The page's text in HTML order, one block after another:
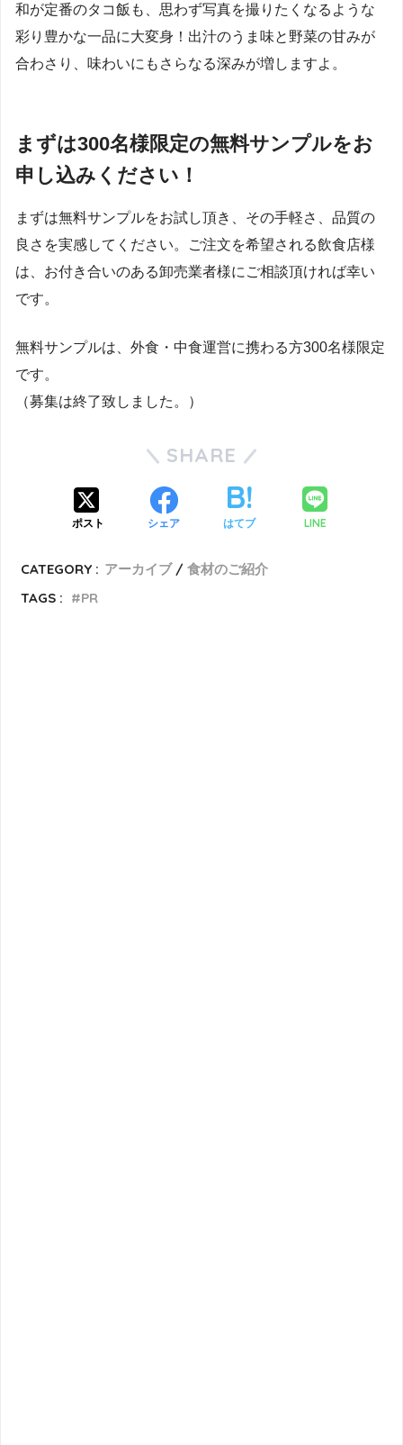
和が定番のタコ飯も、思わず写真を撮りたくなるような
彩り豊かな一品に大変身！出汁のうま味と野菜の甘みが
合わさり、味わいにもさらなる深みが増しますよ。
まずは300名様限定の無料サンプルをお
申し込みください！
まずは無料サンプルをお試し頂き、その手軽さ、品質の
良さを実感してください。ご注文を希望される飲食店様
は、お付き合いのある卸売業者様にご相談頂ければ幸い
です。
無料サンプルは、外食・中食運営に携わる方300名様限定
です。
（募集は終了致しました。）
SHARE
ポスト シェア はてブ LINE
CATEGORY : アーカイブ
食材のご紹介
TAGS :
PR